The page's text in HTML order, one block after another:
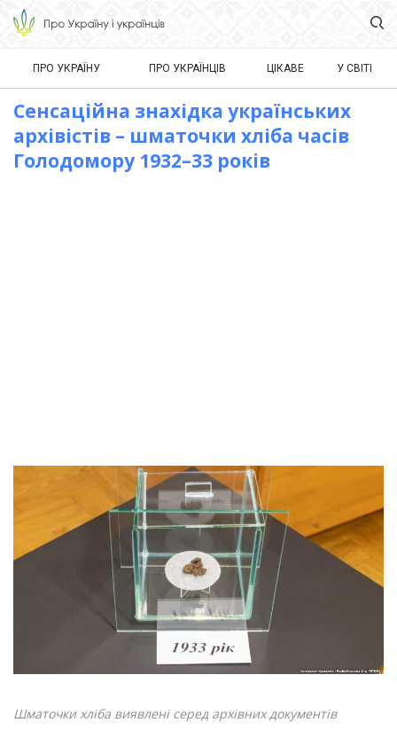
ПРО УКРАЇНУ ПРО УКРАЇНЦІВ ЦІКАВЕ У СВІТІ
Сенсаційна знахідка українських
архівістів – шматочки хліба часів
Голодомору 1932–33 років
Шматочки хліба виявлені серед архівних документів